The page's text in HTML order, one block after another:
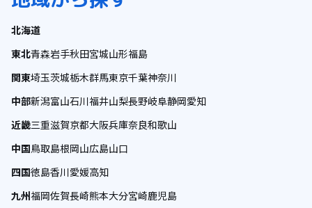
北海道
東北青森岩手秋田宮城山形福島
関東埼玉茨城栃木群馬東京千葉神奈川
中部新潟富山石川福井山梨長野岐阜静岡愛知
近畿三重滋賀京都大阪兵庫奈良和歌山
中国鳥取島根岡山広島山口
四国徳島香川愛媛高知
九州福岡佐賀長崎熊本大分宮崎鹿児島